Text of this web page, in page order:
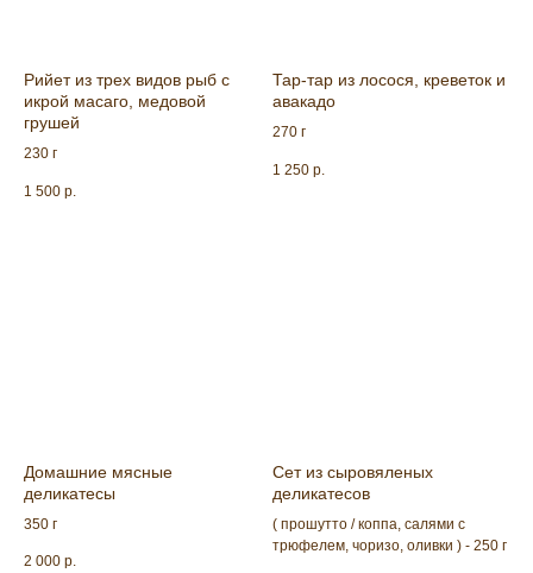
Рийет из трех видов рыб с
икрой масаго, медовой
грушей
230 г
1 500 р.
Тар-тар из лосося, креветок и
авакадо
270 г
1 250 р.
Домашние мясные
деликатесы
350 г
2 000 р.
Сет из сыровяленых
деликатесов
( прошутто / коппа, салями с
трюфелем, чоризо, оливки ) - 250 г
КОНТАКТЫ
БАНКЕТНЫЙ ЗАЛ